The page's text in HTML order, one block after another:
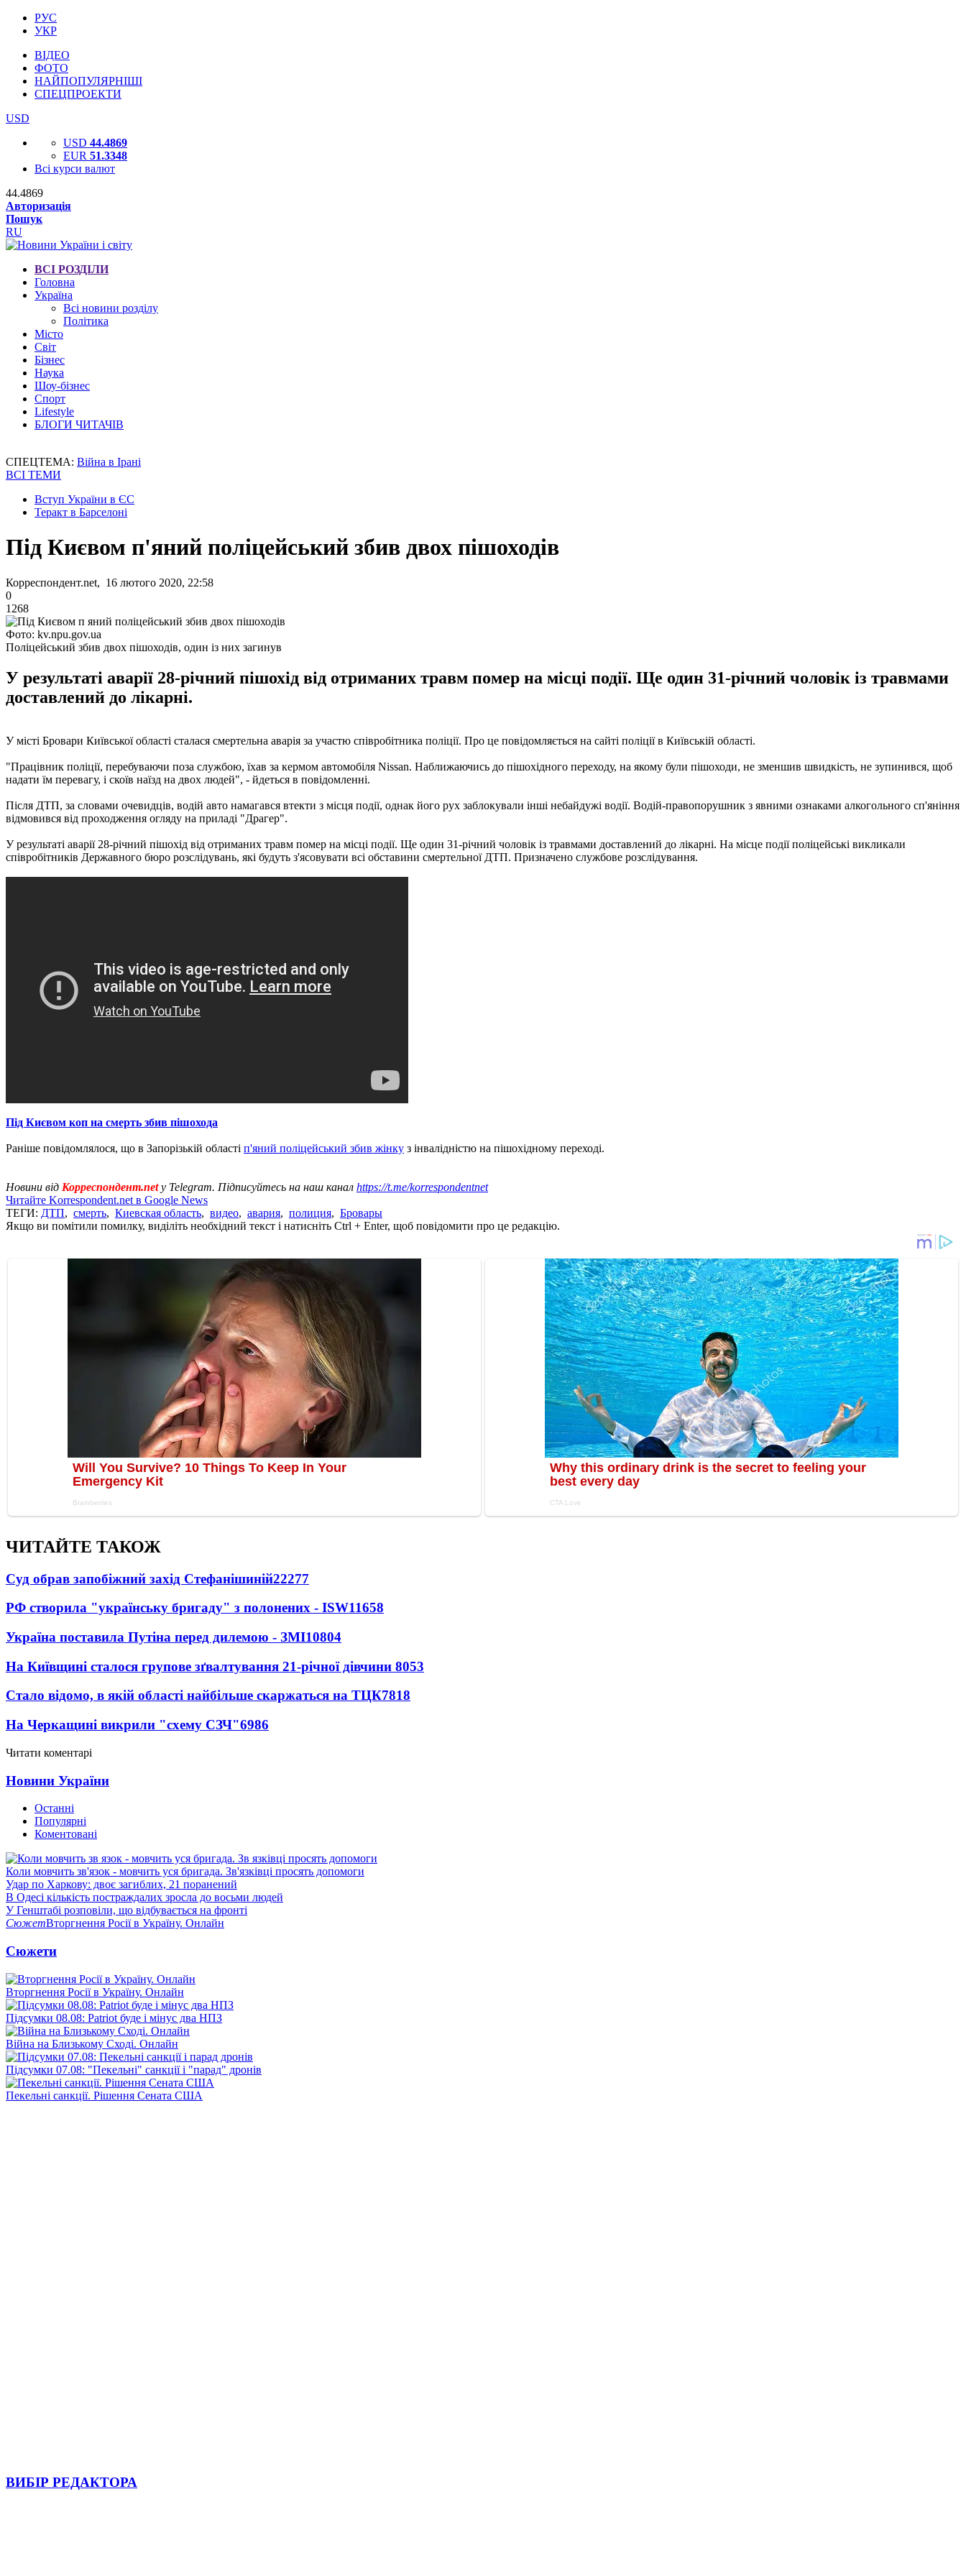
РУС
УКР
ВІДЕО
ФОТО
НАЙПОПУЛЯРНІШІ
СПЕЦПРОЕКТИ
USD
USD 44.4869
EUR 51.3348
Всі курси валют
44.4869
Авторизація
Пошук
RU
ВСІ РОЗДІЛИ
Головна
Україна
Всі новини розділу
Політика
Місто
Світ
Бізнес
Наука
Шоу-бізнес
Спорт
Lifestyle
БЛОГИ ЧИТАЧІВ
СПЕЦТЕМА: Війна в Ірані
ВСІ ТЕМИ
Вступ України в ЄС
Теракт в Барселоні
Під Києвом п'яний поліцейський збив двох пішоходів
Корреспондент.net, 16 лютого 2020, 22:58
0
1268
Фото: kv.npu.gov.ua
Поліцейський збив двох пішоходів, один із них загинув
У результаті аварії 28-річний пішохід від отриманих травм помер на місці події. Ще один 31-річний чоловік із травмами
доставлений до лікарні.
У місті Бровари Київської області сталася смертельна аварія за участю співробітника поліції. Про це повідомляється на сайті поліції в Київській області.
"Працівник поліції, перебуваючи поза службою, їхав за кермом автомобіля Nissan. Наближаючись до пішохідного переходу, на якому були пішоходи, не зменшив швидкість, не зупинився, щоб
надати їм перевагу, і скоїв наїзд на двох людей", - йдеться в повідомленні.
Після ДТП, за словами очевидців, водій авто намагався втекти з місця події, однак його рух заблокували інші небайдужі водії. Водій-правопорушник з явними ознаками алкогольного сп'яніння
відмовився від проходження огляду на приладі "Драгер".
У результаті аварії 28-річний пішохід від отриманих травм помер на місці події. Ще один 31-річний чоловік із травмами доставлений до лікарні. На місце події поліцейські викликали
співробітників Державного бюро розслідувань, які будуть з'ясовувати всі обставини смертельної ДТП. Призначено службове розслідування.
Під Києвом коп на смерть збив пішохода
Раніше повідомлялося, що в Запорізькій області п'яний поліцейський збив жінку з інвалідністю на пішохідному переході.
Новини від Корреспондент.netу Telegram. Підписуйтесь на наш канал https://t.me/korrespondentnet
Читайте Korrespondent.net в Google News
ТЕГИ: ДТП, смерть, Киевская область, видео, авария, полиция, Бровары
Якщо ви помітили помилку, виділіть необхідний текст і натисніть Ctrl + Enter, щоб повідомити про це редакцію.
ЧИТАЙТЕ ТАКОЖ
Суд обрав запобіжний захід Стефанішиній22277
РФ створила "українську бригаду" з полонених - ISW11658
Україна поставила Путіна перед дилемою - ЗМІ10804
На Київщині сталося групове зґвалтування 21-річної дівчини 8053
Стало відомо, в якій області найбільше скаржаться на ТЦК7818
На Черкащині викрили "схему СЗЧ"6986
Читати коментарі
Новини України
Останні
Популярні
Коментовані
Коли мовчить зв'язок - мовчить уся бригада. Зв'язківці просять допомоги
Удар по Харкову: двоє загиблих, 21 поранений
В Одесі кількість постраждалих зросла до восьми людей
У Генштабі розповіли, що відбувається на фронті
СюжетВторгнення Росії в Україну. Онлайн
Сюжети
Вторгнення Росії в Україну. Онлайн
Підсумки 08.08: Patriot буде і мінус два НПЗ
Війна на Близькому Сході. Онлайн
Підсумки 07.08: "Пекельні" санкції і "парад" дронів
Пекельні санкції. Рішення Сената США
ВИБІР РЕДАКТОРА